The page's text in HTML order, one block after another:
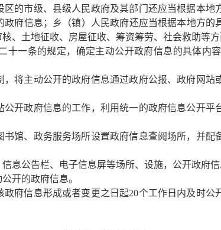
的市级、县级人民政府及其部门还应当根据本地
府信息；乡（镇）人民政府还应当根据本地方
、土地征收、房屋征收、筹资筹劳、社会救助等方
一条的规定，确定主动公开政府信息的具体内
将主动公开的政府信息通过政府公报、政府网站
开政府信息的工作，利用统一的政府信息公开平
馆、政务服务场所设置政府信息查阅场所，并配
息公告栏、电子信息屏等场所、设施，公开政府信
开的政府信息。
府信息形成或者变更之日起20个工作日内及时公